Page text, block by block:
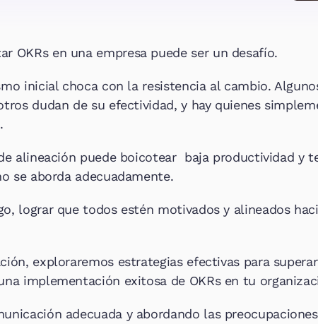
OKRs en una empresa puede ser un desafío.
inicial choca con la resistencia al cambio.
dudan de su efectividad, y hay quienes
alineación puede boicotear  baja productividad y
se aborda adecuadamente.
lograr que todos estén motivados y alineados
exploraremos estrategias efectivas para
implementación exitosa de OKRs en tu
adecuada y abordando las